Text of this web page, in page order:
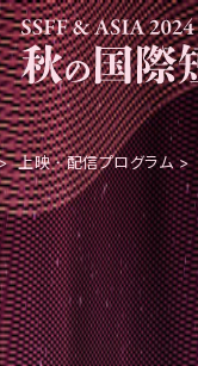
上映・配信プログラム